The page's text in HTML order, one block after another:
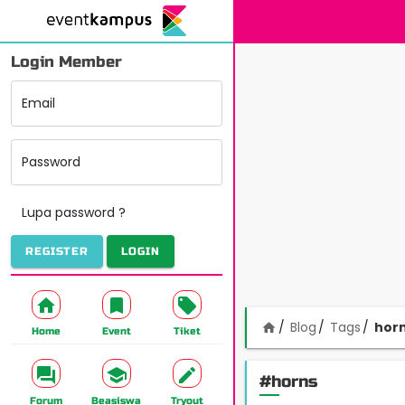
Login Member
Email
Password
Lupa password ?
REGISTER LOGIN
Home Event Tiket
Forum Beasiswa Tryout
home Blog Tags
#horns